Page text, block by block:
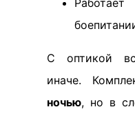
С оптикой
иначе.
ночью, но в